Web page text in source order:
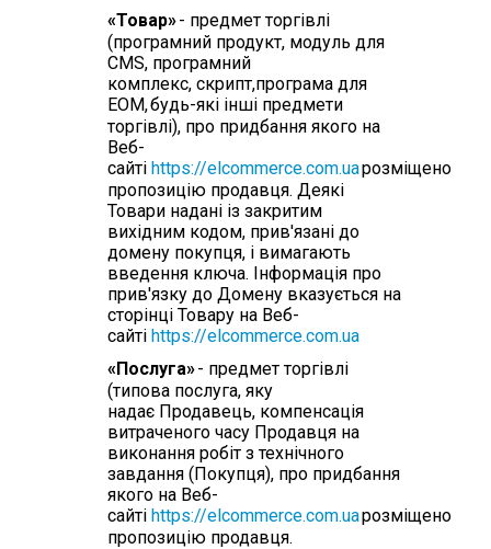
«Товар»- предмет торгівлі
(програмний продукт, модуль для
CMS, програмний
комплекс, скрипт,програма для
ЕОМ,будь-які інші предмети
торгівлі), про придбання якого на
Веб-
сайті https://elcommerce.com.uaрозміщено
пропозицію продавця. Деякі
Товари надані із закритим
вихідним кодом, прив'язані до
домену покупця, і вимагають
введення ключа. Інформація про
прив'язку до Домену вказується на
сторінці Товару на Веб-
сайті https://elcommerce.com.ua
«Послуга»- предмет торгівлі
(типова послуга, яку
надає Продавець, компенсація
витраченого часу Продавця на
виконання робіт з технічного
завдання (Покупця), про придбання
якого на Веб-
сайті https://elcommerce.com.uaрозміщено
пропозицію продавця.